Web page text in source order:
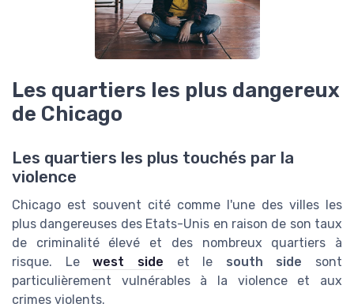
Les quartiers les plus dangereux
de Chicago
Les quartiers les plus touchés par la
violence
Chicago est souvent cité comme l'une des villes les
plus dangereuses des Etats-Unis en raison de son taux
de criminalité élevé et des nombreux quartiers à
risque. Lewest side et le south side sont
particulièrement vulnérables à la violence et aux
crimes violents.